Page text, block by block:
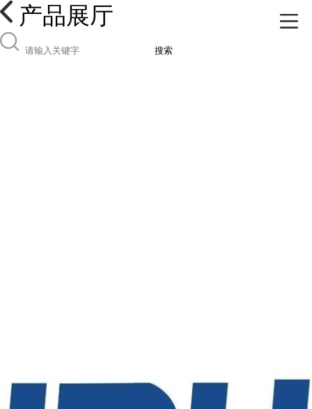
产品展厅
搜索